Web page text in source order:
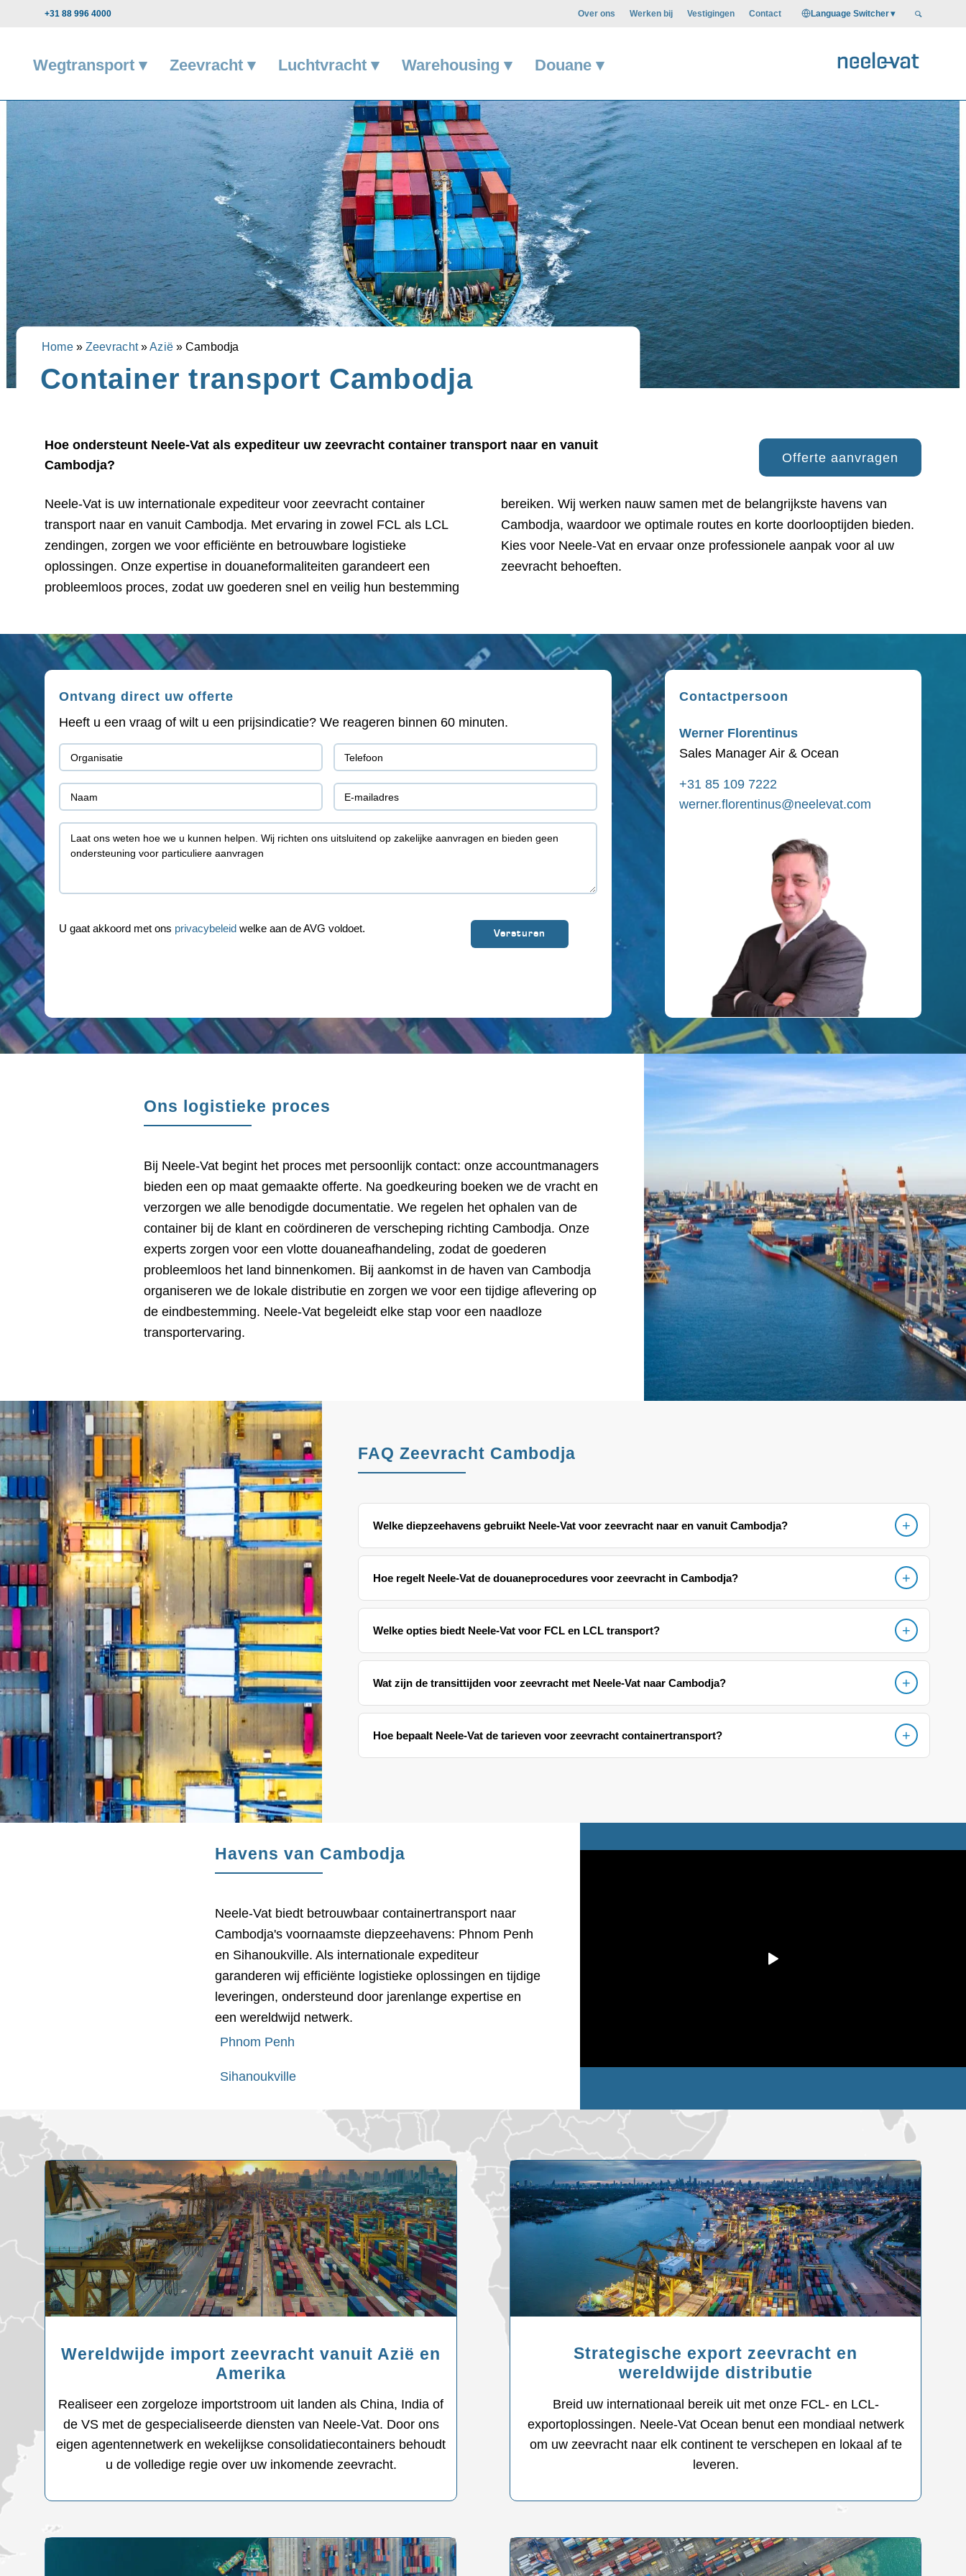
Over ons Werken bij Vestigingen Contact Language Switcher
+31 88 996 4000
Wegtransport ▾ Zeevracht ▾ Luchtvracht ▾ Warehousing ▾ Douane ▾
Home»Zeevracht»Azië» Cambodja
Container transport Cambodja
Hoe ondersteunt Neele-Vat als expediteur uw zeevracht container transport naar en vanuit
Cambodja?
Offerte aanvragen
Neele-Vat is uw internationale expediteur voor zeevracht container
transport naar en vanuit Cambodja. Met ervaring in zowel FCL als LCL
zendingen, zorgen we voor efficiënte en betrouwbare logistieke
oplossingen. Onze expertise in douaneformaliteiten garandeert een
probleemloos proces, zodat uw goederen snel en veilig hun bestemming
bereiken. Wij werken nauw samen met de belangrijkste havens van
Cambodja, waardoor we optimale routes en korte doorlooptijden bieden.
Kies voor Neele-Vat en ervaar onze professionele aanpak voor al uw
zeevracht behoeften.
Ontvang direct uw offerte
Heeft u een vraag of wilt u een prijsindicatie? We reageren binnen 60 minuten.
Organisatie
(Vereist)
Telefoon
(Vereist)
Naam
(Vereist)
E-
(Vereist)
U gaat akkoord met ons privacybeleid welke aan de AVG voldoet.
Contactpersoon
Werner Florentinus
Sales Manager Air & Ocean
+31 85 109 7222
werner.florentinus@neelevat.com
Ons logistieke proces
Bij Neele-Vat begint het proces met persoonlijk contact: onze accountmanagers
bieden een op maat gemaakte offerte. Na goedkeuring boeken we de vracht en
verzorgen we alle benodigde documentatie. We regelen het ophalen van de
container bij de klant en coördineren de verscheping richting Cambodja. Onze
experts zorgen voor een vlotte douaneafhandeling, zodat de goederen
probleemloos het land binnenkomen. Bij aankomst in de haven van Cambodja
organiseren we de lokale distributie en zorgen we voor een tijdige aflevering op
de eindbestemming. Neele-Vat begeleidt elke stap voor een naadloze
transportervaring.
FAQ Zeevracht Cambodja
Welke diepzeehavens gebruikt Neele-Vat voor zeevracht naar en vanuit Cambodja?
Hoe regelt Neele-Vat de douaneprocedures voor zeevracht in Cambodja?
Welke opties biedt Neele-Vat voor FCL en LCL transport?
Wat zijn de transittijden voor zeevracht met Neele-Vat naar Cambodja?
Hoe bepaalt Neele-Vat de tarieven voor zeevracht containertransport?
Havens van Cambodja
Neele-Vat biedt betrouwbaar containertransport naar
Cambodja's voornaamste diepzeehavens: Phnom Penh
en Sihanoukville. Als internationale expediteur
garanderen wij efficiënte logistieke oplossingen en tijdige
leveringen, ondersteund door jarenlange expertise en
een wereldwijd netwerk.
Phnom Penh
Sihanoukville
Wereldwijde import zeevracht vanuit Azië en
Amerika
Realiseer een zorgeloze importstroom uit landen als China, India of
de VS met de gespecialiseerde diensten van Neele-Vat. Door ons
eigen agentennetwerk en wekelijkse consolidatiecontainers behoudt
u de volledige regie over uw inkomende zeevracht.
Strategische export zeevracht en
wereldwijde distributie
Breid uw internationaal bereik uit met onze FCL- en LCL-
exportoplossingen. Neele-Vat Ocean benut een mondiaal netwerk
om uw zeevracht naar elk continent te verschepen en lokaal af te
leveren.